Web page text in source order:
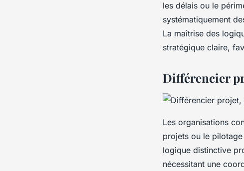
les délais ou le
systématiquement
La maîtrise des
stratégique claire,
Différencier
Les organisations
projets ou le
logique distinctive
nécessitant une